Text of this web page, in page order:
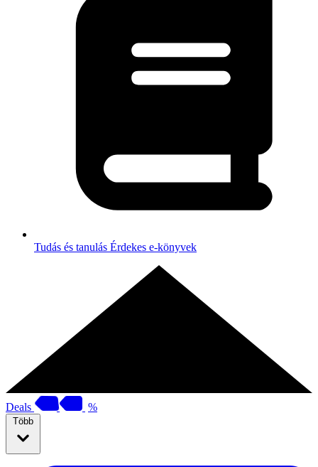
Tudás és tanulás Érdekes e-könyvek
Deals %
Több